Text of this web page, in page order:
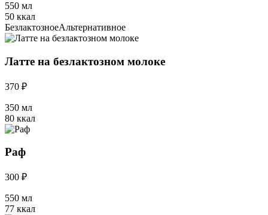
550 мл
50 ккал
БезлактозноеАльтернативное
Латте на безлактозном молоке
370 ₽
350 мл
80 ккал
Раф
300 ₽
550 мл
77 ккал